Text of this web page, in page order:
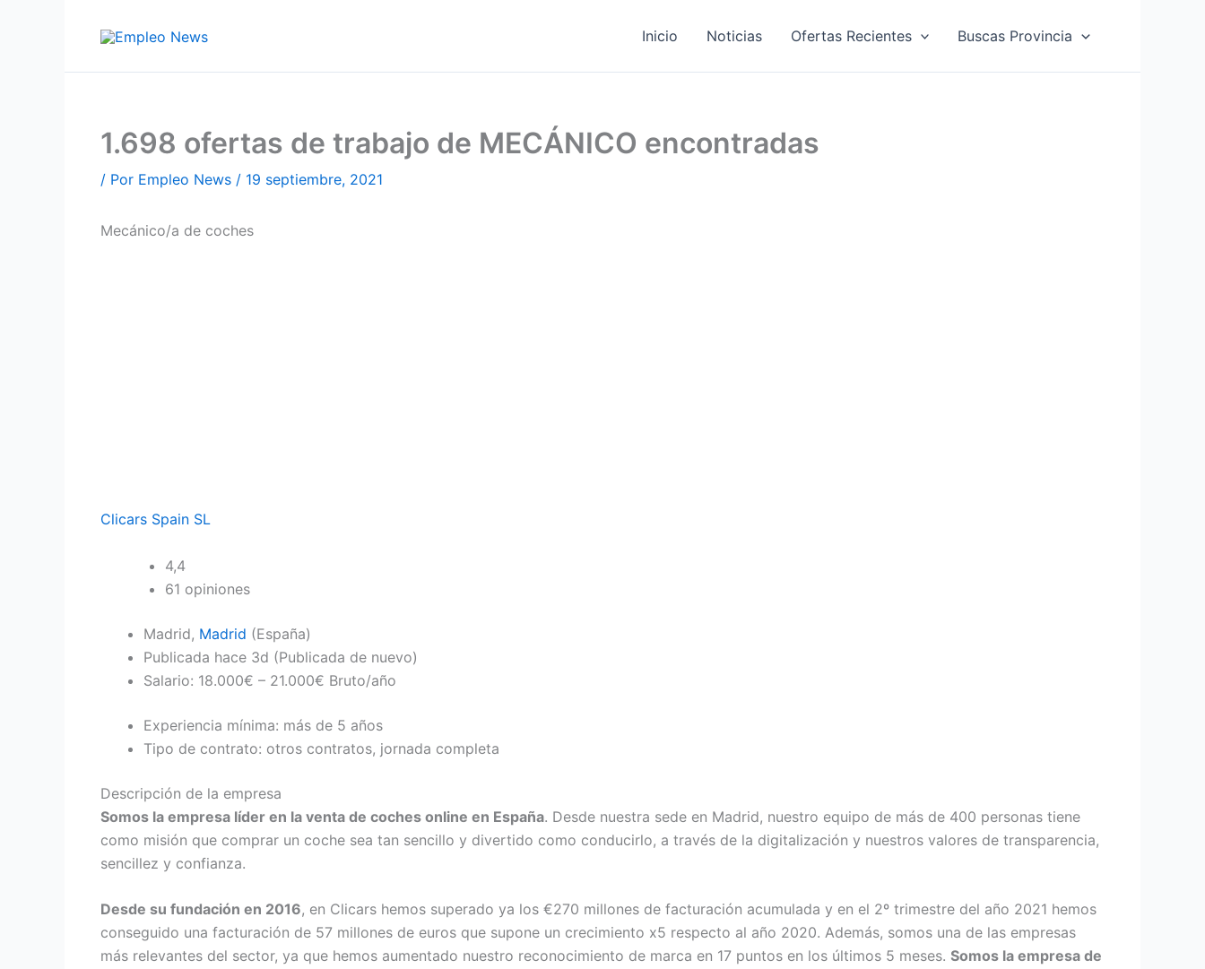
Inicio Noticias Ofertas Recientes Buscas Provincia
1.698 ofertas de trabajo de MECÁNICO encontradas
/ Por Empleo News / 19 septiembre, 2021
Mecánico/a de coches
Clicars Spain SL
4,4
61 opiniones
Madrid, Madrid (España)
Publicada hace 3d (Publicada de nuevo)
Salario: 18.000€ – 21.000€ Bruto/año
Experiencia mínima: más de 5 años
Tipo de contrato: otros contratos, jornada completa
Descripción de la empresa
Somos la empresa líder en la venta de coches online en España. Desde nuestra sede en Madrid, nuestro equipo de más de 400 personas tiene
como misión que comprar un coche sea tan sencillo y divertido como conducirlo, a través de la digitalización y nuestros valores de transparencia,
sencillez y confianza.
Desde su fundación en 2016, en Clicars hemos superado ya los €270 millones de facturación acumulada y en el 2º trimestre del año 2021 hemos
conseguido una facturación de 57 millones de euros que supone un crecimiento x5 respecto al año 2020. Además, somos una de las empresas
más relevantes del sector, ya que hemos aumentado nuestro reconocimiento de marca en 17 puntos en los últimos 5 meses. Somos la empresa de